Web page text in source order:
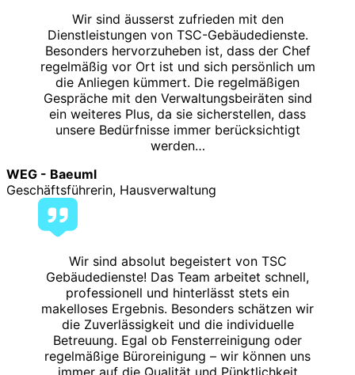
Wir sind äusserst zufrieden mit den
Dienstleistungen von TSC-Gebäudedienste.
Besonders hervorzuheben ist, dass der Chef
regelmäßig vor Ort ist und sich persönlich um
die Anliegen kümmert. Die regelmäßigen
Gespräche mit den Verwaltungsbeiräten sind
ein weiteres Plus, da sie sicherstellen, dass
unsere Bedürfnisse immer berücksichtigt
werden…
WEG - Baeuml
Geschäftsführerin, Hausverwaltung
Wir sind absolut begeistert von TSC
Gebäudedienste! Das Team arbeitet schnell,
professionell und hinterlässt stets ein
makelloses Ergebnis. Besonders schätzen wir
die Zuverlässigkeit und die individuelle
Betreuung. Egal ob Fensterreinigung oder
regelmäßige Büroreinigung – wir können uns
immer auf die Qualität und Pünktlichkeit